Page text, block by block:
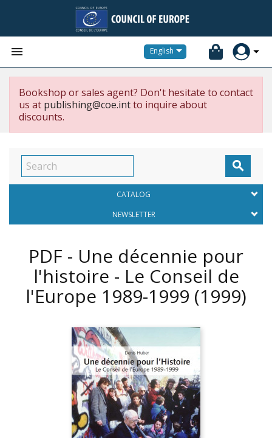
 English
Bookshop or sales agent? Don't hesitate to contact
us at publishing@coe.intto inquire about
discounts.

CATALOG
NEWSLETTER
PDF - Une décennie pour
l'histoire - Le Conseil de
l'Europe 1989-1999 (1999)